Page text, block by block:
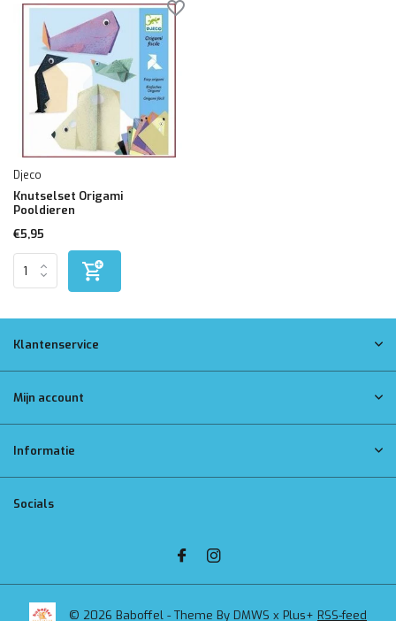
Djeco
Knutselset Origami
Pooldieren
€5,95
Klantenservice
Mijn account
Informatie
Socials
© 2026 Baboffel - Theme By DMWS x Plus+ RSS-feed